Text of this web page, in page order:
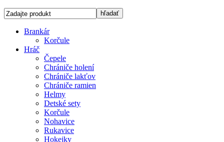
Brankár
Korčule
Hráč
Čepele
Chrániče holení
Chrániče lakťov
Chrániče ramien
Helmy
Detské sety
Korčule
Nohavice
Rukavice
Hokejky